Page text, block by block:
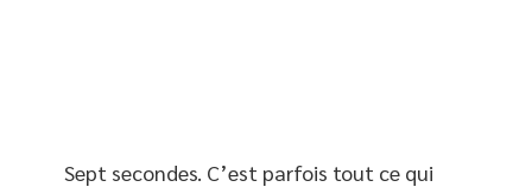
Sept secondes. C’est parfois tout ce qui